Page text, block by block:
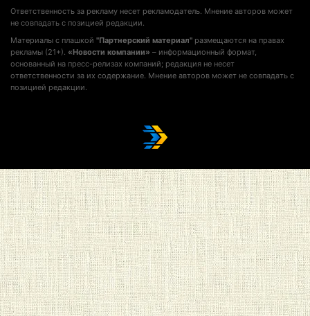
Ответственность за рекламу несет рекламодатель. Мнение авторов может
не совпадать с позицией редакции.
Материалы с плашкой "Партнерский материал" размещаются на правах
рекламы (21+). «Новости компании» – информационный формат,
основанный на пресс-релизах компаний; редакция не несет
ответственности за их содержание. Мнение авторов может не совпадать с
позицией редакции.